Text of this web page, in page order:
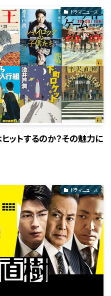
ドラマニュース
ットするのか？その魅力に
ドラマニュース